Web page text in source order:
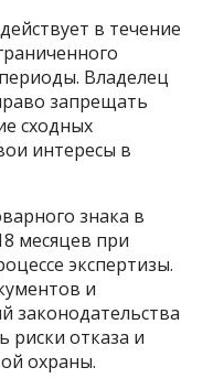
в течение
Владелец
запрещать
сходных
интересы в
знака в
месяцев при
экспертизы.
и
законодательства
отказа и
охраны.